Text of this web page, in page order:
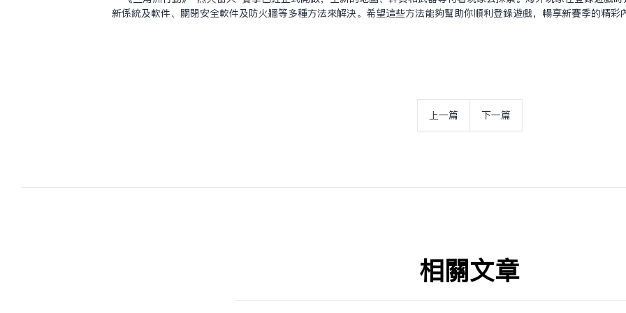
新系統及軟件、關閉安全軟件及防火牆等多種方法來解決。希望這些方法能夠幫助你順利登錄遊戲，暢享新賽季的精彩
上一篇 下一篇
相关文章